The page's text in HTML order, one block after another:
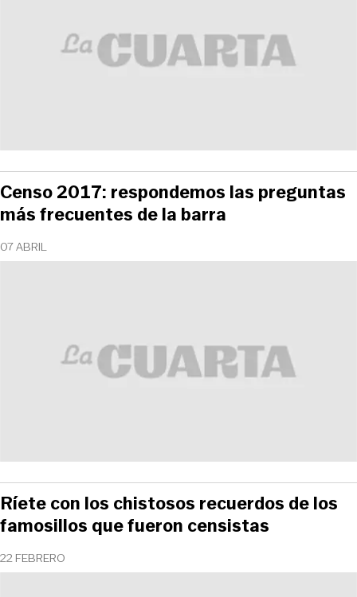
07 ABRIL
Censo 2017: respondemos las preguntas
más frecuentes de la barra
22 FEBRERO
Ríete con los chistosos recuerdos de los
famosillos que fueron censistas